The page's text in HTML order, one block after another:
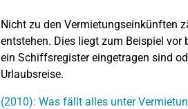
Nicht zu den Vermietungseinkünften
entstehen. Dies liegt zum Beispiel vor
ein Schiffsregister eingetragen sind
Urlaubsreise.
(2010): Was fällt alles unter